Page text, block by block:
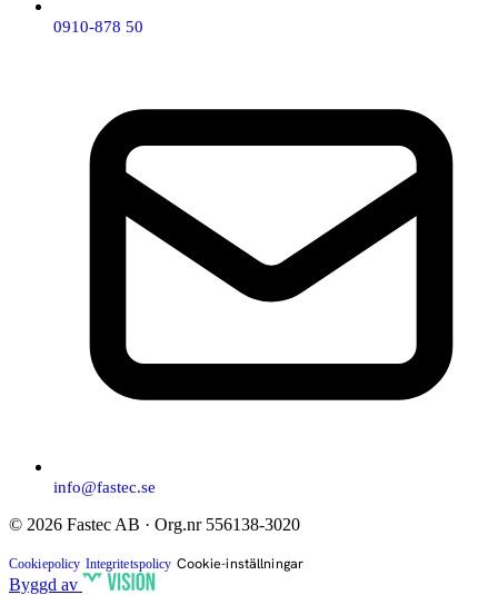
0910-878 50
info@fastec.se
© 2026 Fastec AB · Org.nr 556138-3020
Cookiepolicy Integritetspolicy Cookie-inställningar
Byggd av